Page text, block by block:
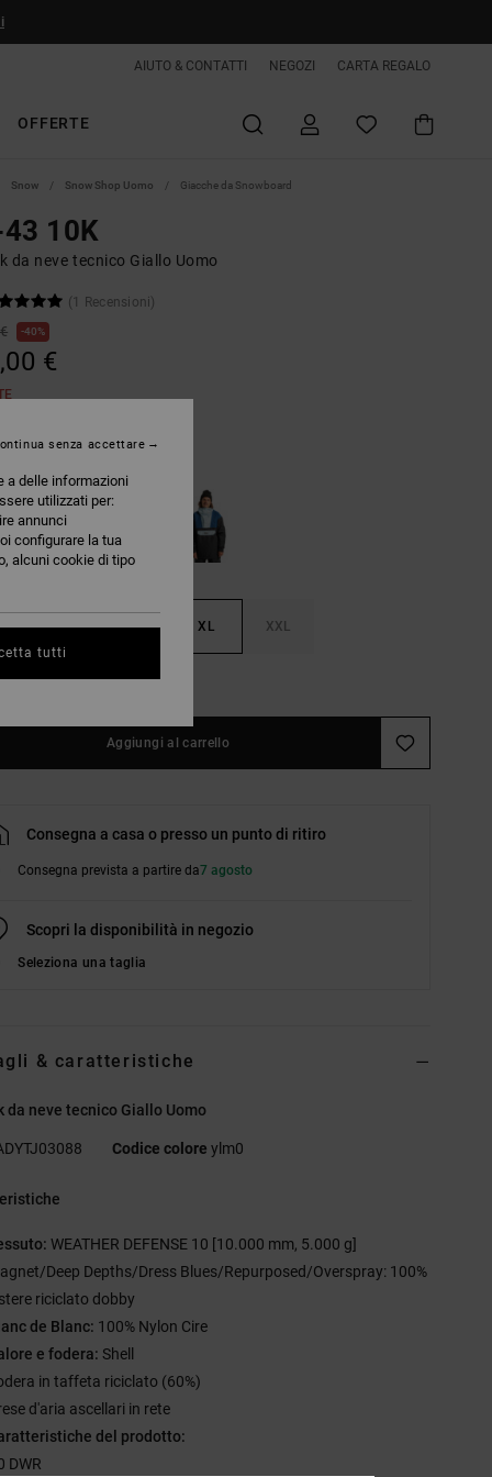
AIUTO & CONTATTI NEGOZI CARTA REGALO
OFFERTE
Snow Snow Shop Uomo Giacche da Snowboard
43 10K
da neve tecnico Giallo Uomo
(1 Recensioni)
40%
€
M L XL XXL
la guida alle taglie
Aggiungi al carrello
Consegna a casa o presso un punto di ritiro
Consegna prevista a partire da7 agosto
Scopri la disponibilità in negozio
Seleziona una taglia
& caratteristiche
da neve tecnico Giallo Uomo
Codice colore ylm0
WEATHER DEFENSE 10 [10.000 mm, 5.000 g]
Deep Depths/Dress Blues/Repurposed/Overspray: 100%
riciclato dobby
de Blanc: 100% Nylon Cire
e fodera: Shell
in taffeta riciclato (60%)
d'aria ascellari in rete
del prodotto:
DWR
a delle informazioni
utilizzati per:
annunci
configurare la tua
alcuni cookie di tipo
senza accettare
tutti